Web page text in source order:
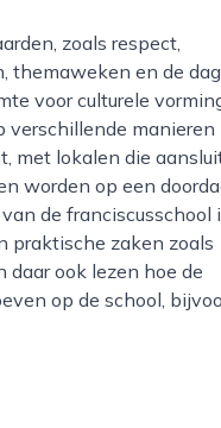
themaweken en de
voor culturele
manieren
met lokalen die
worden op een
de franciscusschool
praktische zaken zoals
ook lezen hoe de
op de school,